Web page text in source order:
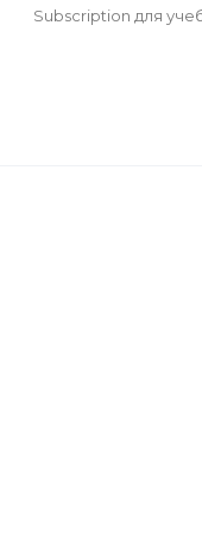
Subscription для